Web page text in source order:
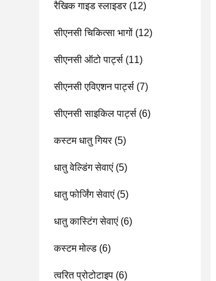
रैखिक गाइड स्लाइडर(12)
सीएनसी चिकित्सा भागों (12)
सीएनसी ऑटो पार्ट्स (11)
सीएनसी एविएशन पार्ट्स (7)
सीएनसी साइकिल पार्ट्स (6)
कस्टम धातु गियर(5)
धातु वेल्डिंग सेवाएं (5)
धातु फोर्जिंग सेवाएं (5)
धातु कास्टिंग सेवाएं (6)
कस्टम मोल्ड (6)
त्वरित प्रोटोटाइप (6)